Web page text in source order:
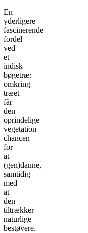
En
yderligere
fascinerende
fordel
ved
et
indisk
bøgetræ:
omkring
træet
får
den
oprindelige
vegetation
chancen
for
at
(gen)danne,
samtidig
med
at
den
tiltrækker
naturlige
bestøvere.